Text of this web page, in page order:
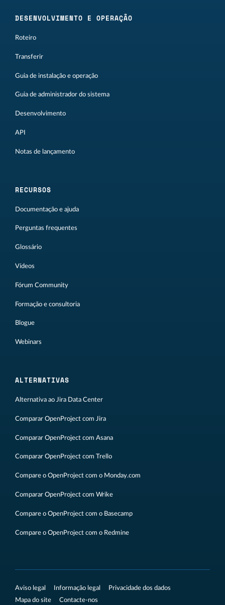
DESENVOLVIMENTO E OPERAÇÃO
Roteiro
Transferir
Guia de instalação e operação
Guia de administrador do sistema
Desenvolvimento
API
Notas de lançamento
RECURSOS
Documentação e ajuda
Perguntas frequentes
Glossário
Vídeos
Fórum Community
Formação e consultoria
Blogue
Webinars
ALTERNATIVAS
Alternativa ao Jira Data Center
Comparar OpenProject com Jira
Comparar OpenProject com Asana
Comparar OpenProject com Trello
Compare o OpenProject com o Monday.com
Comparar OpenProject com Wrike
Compare o OpenProject com o Basecamp
Compare o OpenProject com o Redmine
Aviso legal Informação legal
Privacidade dos dados
Mapa do site
Contacte-nos